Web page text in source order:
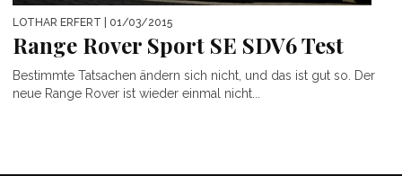
LOTHAR ERFERT | 01/03/2015
Range Rover Sport SE SDV6 Test
Bestimmte Tatsachen ändern sich nicht, und das ist gut so. Der
neue Range Rover ist wieder einmal nicht...